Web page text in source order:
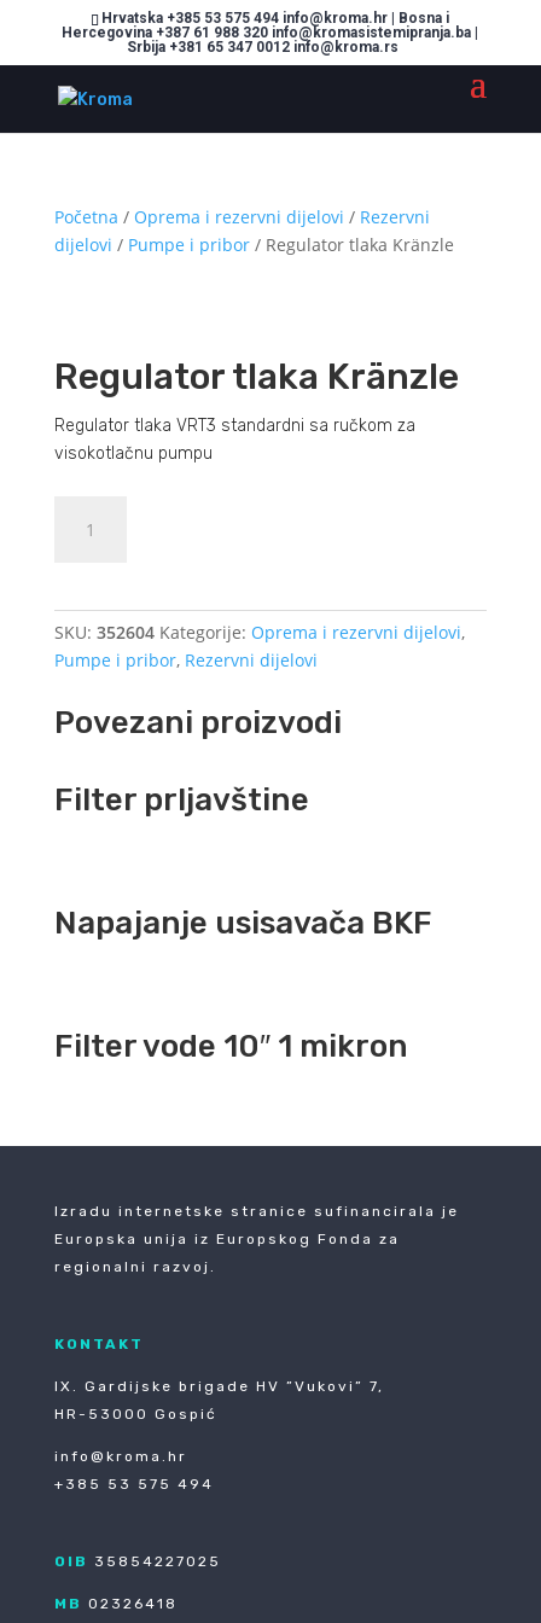
Hrvatska +385 53 575 494 info@kroma.hr | Bosna i
Hercegovina +387 61 988 320 info@kromasistemipranja.ba |
Srbija +381 65 347 0012 info@kroma.rs
Početna / Oprema i rezervni dijelovi / Rezervni
dijelovi / Pumpe i pribor/ Regulator tlaka Kränzle
Regulator tlaka Kränzle
Regulator tlaka VRT3 standardni sa ručkom za
visokotlačnu pumpu
tlaka
SKU: 352604 Kategorije: Oprema i rezervni dijelovi,
Pumpe i pribor, Rezervni dijelovi
Povezani proizvodi
Filter prljavštine
Napajanje usisavača BKF
Filter vode 10″ 1 mikron
Izradu internetske stranice sufinancirala je
Europska unija iz Europskog Fonda za
regionalni razvoj.
KONTAKT
IX. Gardijske brigade HV ”Vukovi” 7,
HR-53000 Gospić
info@kroma.hr
+385 53 575 494
OIB 35854227025
MB 02326418